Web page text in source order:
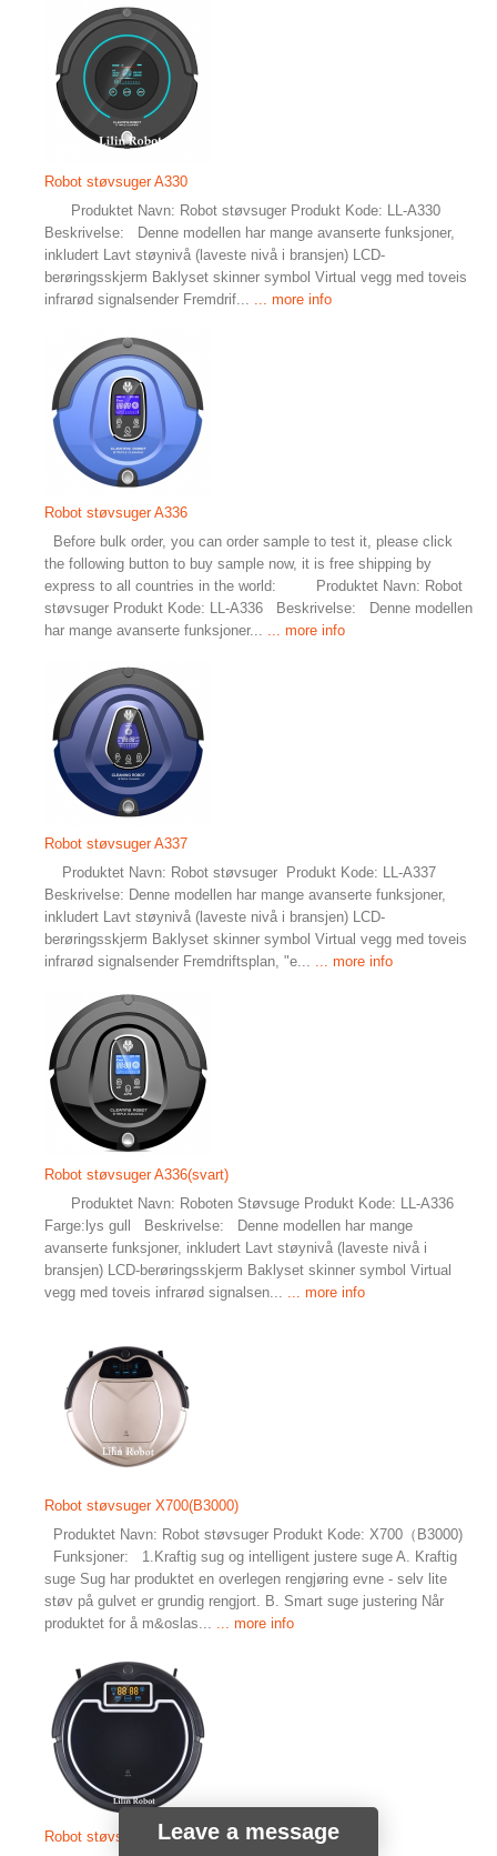
Robot støvsuger A330
Produktet Navn: Robot støvsuger Produkt Kode: LL-A330
Beskrivelse: Denne modellen har mange avanserte funksjoner,
inkludert Lavt støynivå (laveste nivå i bransjen) LCD-
berøringsskjerm Baklyset skinner symbol Virtual vegg med toveis
infrarød signalsender Fremdrif...
... more info
Robot støvsuger A336
Before bulk order, you can order sample to test it, please click
the following button to buy sample now, it is free shipping by
express to all countries in the world: Produktet Navn: Robot
støvsuger Produkt Kode: LL-A336 Beskrivelse: Denne modellen
har mange avanserte funksjoner...
... more info
Robot støvsuger A337
Produktet Navn: Robot støvsuger Produkt Kode: LL-A337
Beskrivelse: Denne modellen har mange avanserte funksjoner,
inkludert Lavt støynivå (laveste nivå i bransjen) LCD-
berøringsskjerm Baklyset skinner symbol Virtual vegg med toveis
infrarød signalsender Fremdriftsplan, "e...
... more info
Robot støvsuger A336(svart)
Produktet Navn: Roboten Støvsuge Produkt Kode: LL-A336
Farge:lys gull Beskrivelse: Denne modellen har mange
avanserte funksjoner, inkludert Lavt støynivå (laveste nivå i
bransjen) LCD-berøringsskjerm Baklyset skinner symbol Virtual
vegg med toveis infrarød signalsen...
... more info
Robot støvsuger X700(B3000)
Produktet Navn: Robot støvsuger Produkt Kode: X700（B3000)
Funksjoner: 1.Kraftig sug og intelligent justere suge A. Kraftig
suge Sug har produktet en overlegen rengjøring evne - selv lite
støv på gulvet er grundig rengjort. B. Smart suge justering Når
produktet for å m&oslas...
... more info
Robot støvsuger X900(B2005)Leave a message